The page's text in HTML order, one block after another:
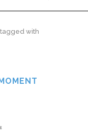
tagged with